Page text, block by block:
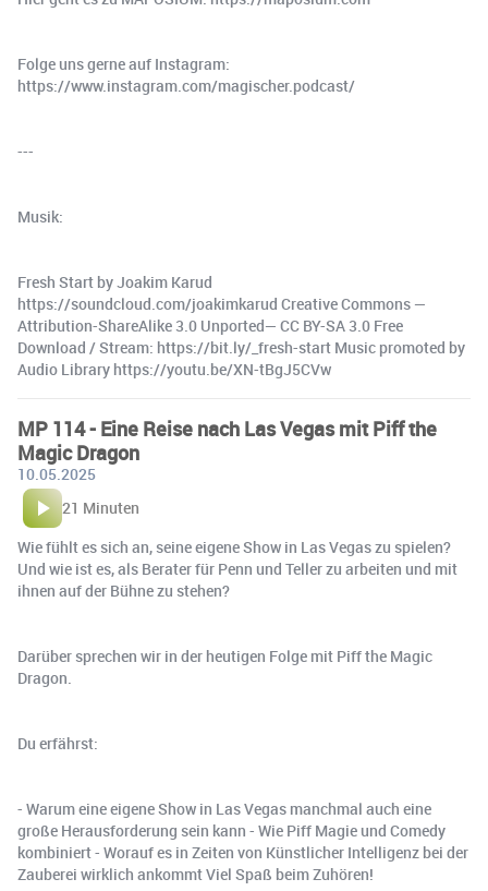
Folge uns gerne auf Instagram:
https://www.instagram.com/magischer.podcast/
---
Musik:
Fresh Start by Joakim Karud
https://soundcloud.com/joakimkarud Creative Commons —
Attribution-ShareAlike 3.0 Unported— CC BY-SA 3.0 Free
Download / Stream: https://bit.ly/_fresh-start Music promoted by
Audio Library https://youtu.be/XN-tBgJ5CVw
MP 114 - Eine Reise nach Las Vegas mit Piff the
Magic Dragon
10.05.2025
21 Minuten
Wie fühlt es sich an, seine eigene Show in Las Vegas zu spielen?
Und wie ist es, als Berater für Penn und Teller zu arbeiten und mit
ihnen auf der Bühne zu stehen?
Darüber sprechen wir in der heutigen Folge mit Piff the Magic
Dragon.
Du erfährst:
- Warum eine eigene Show in Las Vegas manchmal auch eine
große Herausforderung sein kann - Wie Piff Magie und Comedy
kombiniert - Worauf es in Zeiten von Künstlicher Intelligenz bei der
Zauberei wirklich ankommt Viel Spaß beim Zuhören!